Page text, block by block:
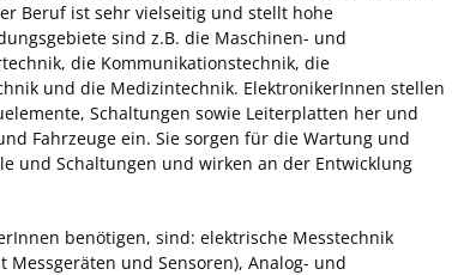
Beruf ist sehr vielseitig und stellt hohe
sind z.B. die Maschinen- und
die Kommunikationstechnik, die
und die Medizintechnik. ElektronikerInnen stellen
Schaltungen sowie Leiterplatten her und
Fahrzeuge ein. Sie sorgen für die Wartung und
und Schaltungen und wirken an der Entwicklung
benötigen, sind: elektrische Messtechnik
und Sensoren), Analog- und